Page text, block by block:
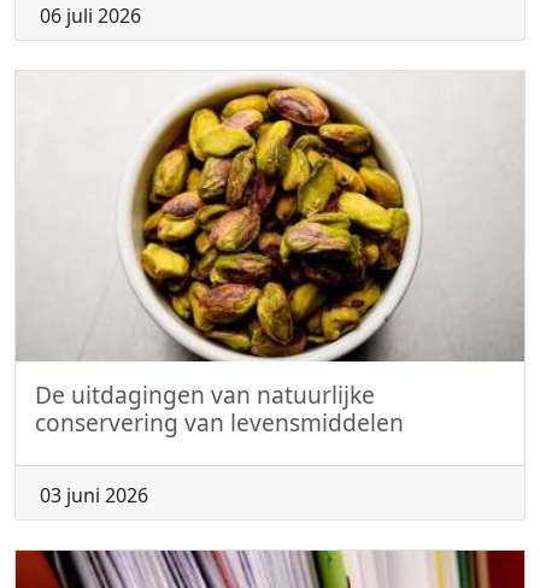
06 juli 2026
De uitdagingen van natuurlijke
conservering van levensmiddelen
03 juni 2026